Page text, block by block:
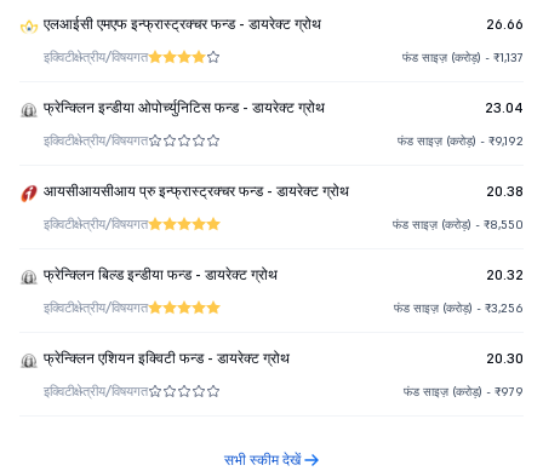
एलआईसी एमएफ इन्फ्रास्ट्रक्चर फन्ड - डायरेक्ट ग्रोथ 26.66
इक्विटीक्षेत्रीय/विषयगत फंड साइज़ (करोड़) - ₹1,137
फ्रेन्क्लिन इन्डीया ओपोर्च्युनिटिस फन्ड - डायरेक्ट ग्रोथ 23.04
इक्विटीक्षेत्रीय/विषयगत फंड साइज़ (करोड़) - ₹9,192
आयसीआयसीआय प्रु इन्फ्रास्ट्रक्चर फन्ड - डायरेक्ट ग्रोथ 20.38
इक्विटीक्षेत्रीय/विषयगत फंड साइज़ (करोड़) - ₹8,550
फ्रेन्क्लिन बिल्ड इन्डीया फन्ड - डायरेक्ट ग्रोथ 20.32
इक्विटीक्षेत्रीय/विषयगत फंड साइज़ (करोड़) - ₹3,256
फ्रेन्क्लिन एशियन इक्विटी फन्ड - डायरेक्ट ग्रोथ 20.30
इक्विटीक्षेत्रीय/विषयगत फंड साइज़ (करोड़) - ₹979
सभी स्कीम देखें